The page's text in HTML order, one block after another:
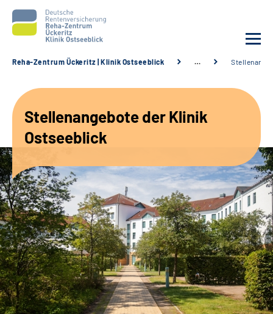
Unsere Angebote
Karriere
Sozialdienste & Zuweisende
Suche
Leichte Sprache
Reha-Zentrum Ückeritz | Klinik Ostseeblick …
Stellenangebote der Klinik
Ostseeblick